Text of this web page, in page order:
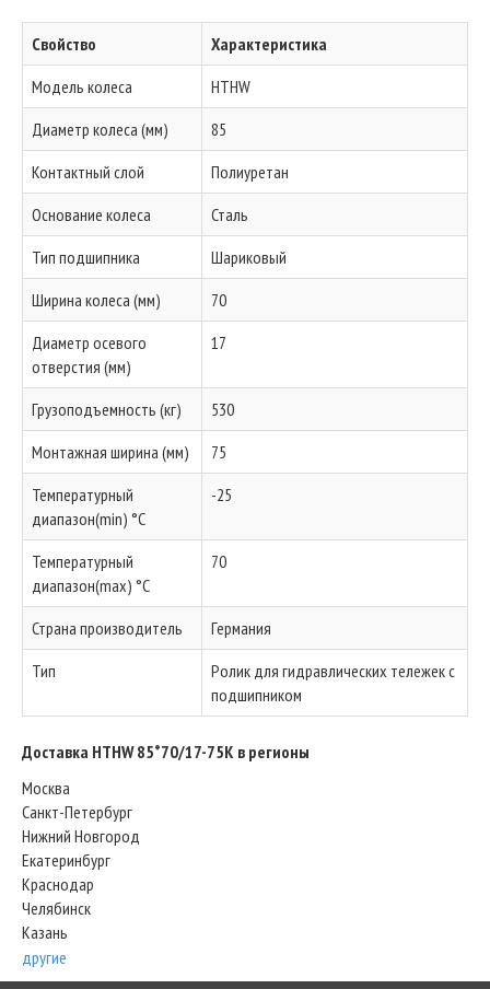
Свойство
Характеристика
Модель колеса
HTHW
Диаметр колеса (мм)
85
Контактный слой
Полиуретан
Основание колеса
Сталь
Тип подшипника
Шариковый
Ширина колеса (мм)
70
Диаметр осевого
отверстия (мм)
17
Грузоподъемность (кг)
530
Монтажная ширина (мм)
75
Температурный
диапазон(min) °C
-25
Температурный
диапазон(max) °C
70
Страна производитель
Германия
Тип
Ролик для гидравлических тележек с
подшипником
Доставка HTHW 85*70/17-75K в регионы
Москва
Санкт-Петербург
Нижний Новгород
Екатеринбург
Краснодар
Челябинск
Казань
другие